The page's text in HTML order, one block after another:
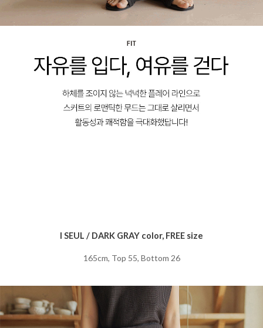
I SEUL / DARK GRAY color, FREE size
165cm, Top 55, Bottom 26